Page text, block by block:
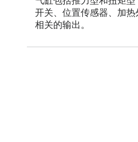
开关、位置传感器、加
相关的输出。